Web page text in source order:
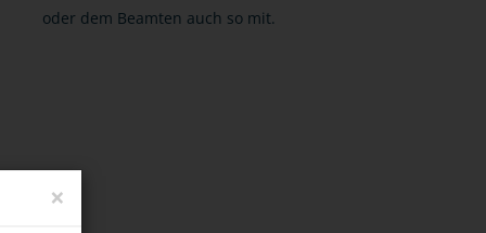
oder dem Beamten auch so mit.
×